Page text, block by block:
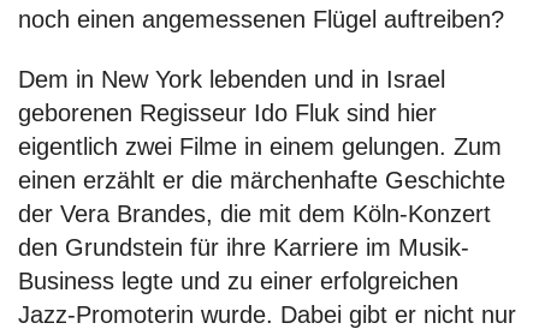
noch einen angemessenen Flügel auftreiben?
Dem in New York lebenden und in Israel
geborenen Regisseur Ido Fluk sind hier
eigentlich zwei Filme in einem gelungen. Zum
einen erzählt er die märchenhafte Geschichte
der Vera Brandes, die mit dem Köln-Konzert
den Grundstein für ihre Karriere im Musik-
Business legte und zu einer erfolgreichen
Jazz-Promoterin wurde. Dabei gibt er nicht nur